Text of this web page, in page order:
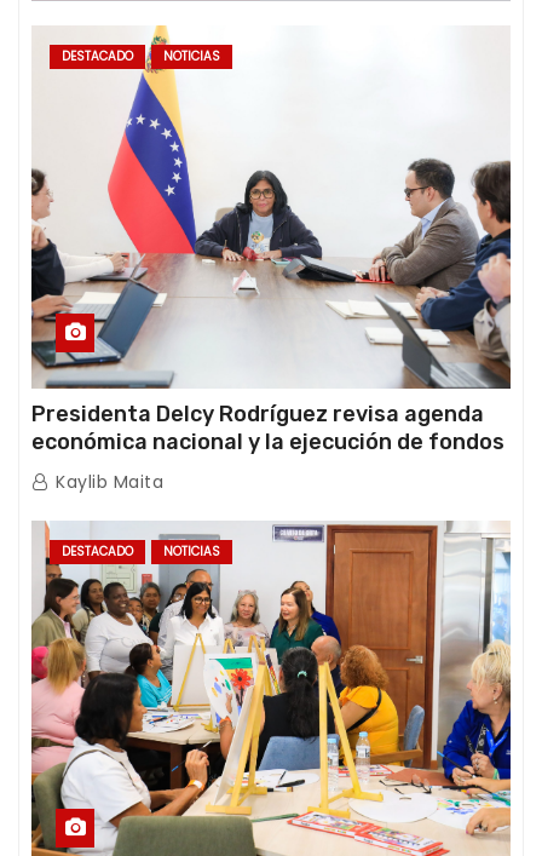
DESTACADO NOTICIAS
Presidenta Delcy Rodríguez revisa agenda
económica nacional y la ejecución de fondos
de emergencia post-sismos
Kaylib Maita
DESTACADO NOTICIAS